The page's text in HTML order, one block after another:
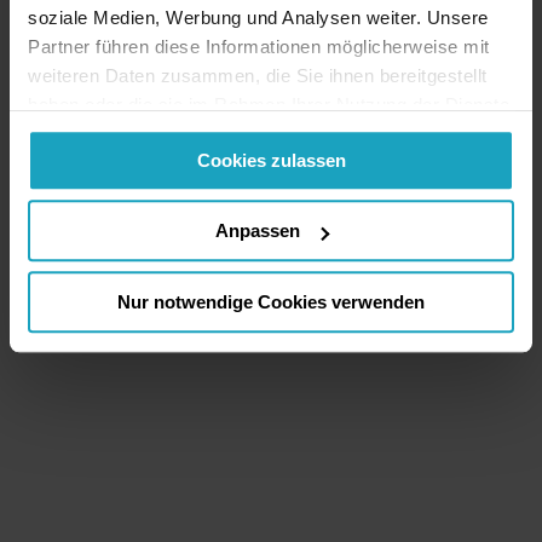
soziale Medien, Werbung und Analysen weiter. Unsere
Partner führen diese Informationen möglicherweise mit
weiteren Daten zusammen, die Sie ihnen bereitgestellt
gesammelt haben. Sie geben Einwilligung zu unseren
Cookies, wenn Sie unsere Webseite weiterhin nutzen.
Cookies zulassen
Anpassen
Nur notwendige Cookies verwenden